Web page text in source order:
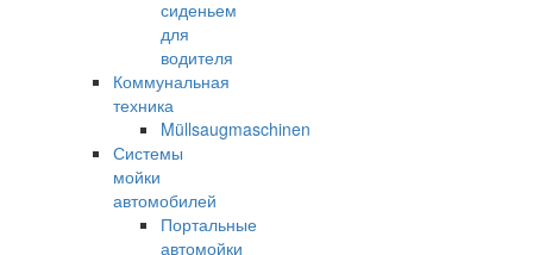
сиденьем
для
водителя
Коммунальная
техника
Müllsaugmaschinen
Системы
мойки
автомобилей
Портальные
автомойки